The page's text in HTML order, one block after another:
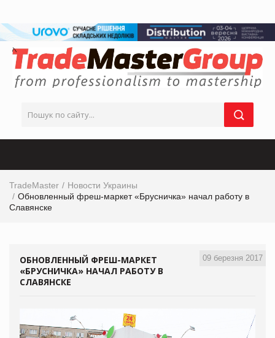
TradeMaster
Новости Украины
Обновленный фреш-маркет «Брусничка» начал работу в
Славянске
09 березня 2017
ОБНОВЛЕННЫЙ ФРЕШ-МАРКЕТ
«БРУСНИЧКА» НАЧАЛ РАБОТУ В
СЛАВЯНСКЕ